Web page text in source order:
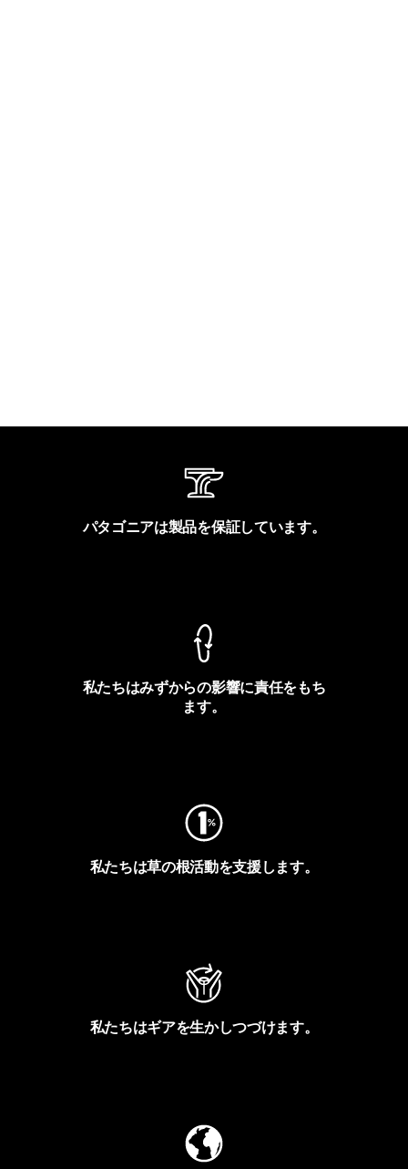
パタゴニアは製品を保証しています。
私たちはみずからの影響に責任をもち
ます。
私たちは草の根活動を支援します。
私たちはギアを生かしつづけます。